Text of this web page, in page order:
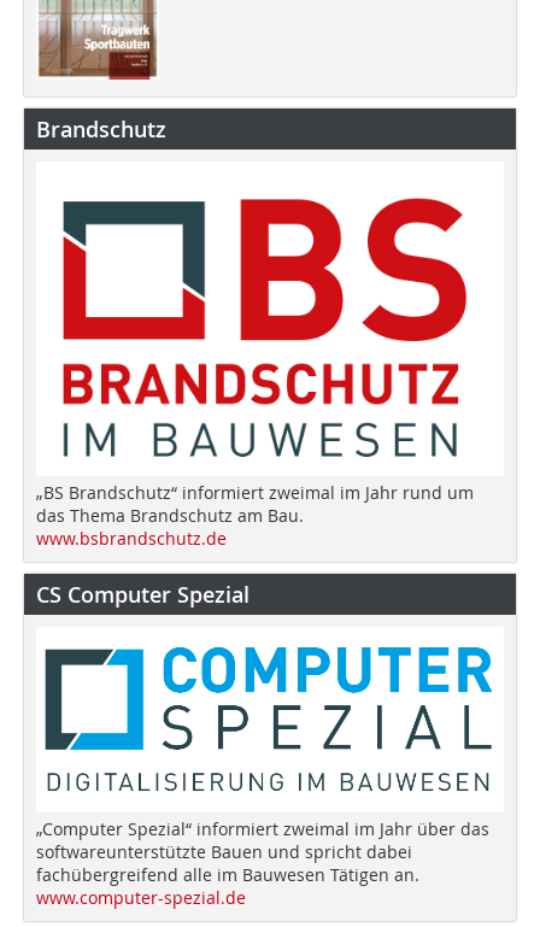
Brandschutz
„BS Brandschutz“ informiert zweimal im Jahr rund um
das Thema Brandschutz am Bau.
www.bsbrandschutz.de
CS Computer Spezial
„Computer Spezial“ informiert zweimal im Jahr über das
softwareunterstützte Bauen und spricht dabei
fachübergreifend alle im Bauwesen Tätigen an.
www.computer-spezial.de